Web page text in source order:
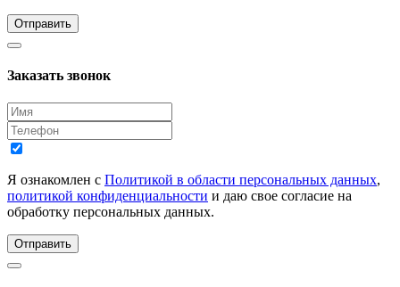
Отправить
Заказать звонок
Я ознакомлен с Политикой в области персональных данных,
политикой конфиденциальности и даю свое согласие на
обработку персональных данных.
Отправить